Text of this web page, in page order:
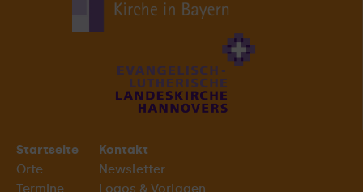
Startseite
Orte
Termine
Kontakt
Newsletter
Logos & Vorlagen